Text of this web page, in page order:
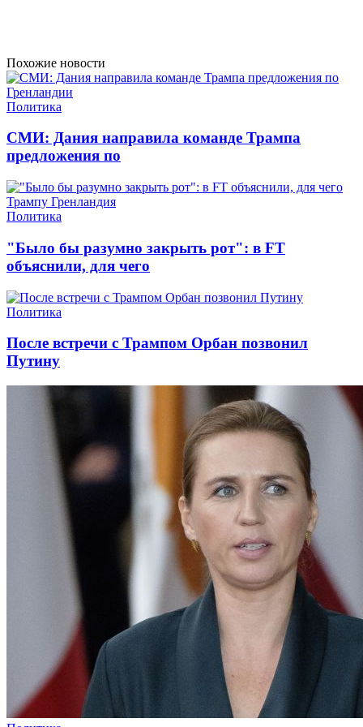
Похожие новости
Политика
СМИ: Дания направила команде Трампа
предложения по
Политика
"Было бы разумно закрыть рот": в FT
объяснили, для чего
Политика
После встречи с Трампом Орбан позвонил
Путину